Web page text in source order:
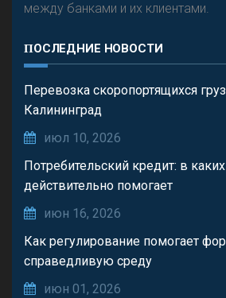
между банками и их клиентами.
ПОСЛЕДНИЕ НОВОСТИ
Перевозка скоропортящихся
Калининград
июл 10, 2026
Потребительский кредит: в
действительно помогает
июн 16, 2026
Как регулирование помогает
справедливую среду
июн 01, 2026